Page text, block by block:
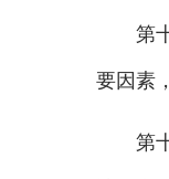
第十
要因素
第十